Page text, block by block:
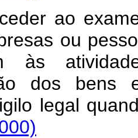
ao
ou
às
dos bens
legal